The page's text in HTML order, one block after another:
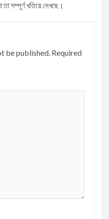
তা সম্পূর্ণ খতিয়ে দেখছে।
be published. Required